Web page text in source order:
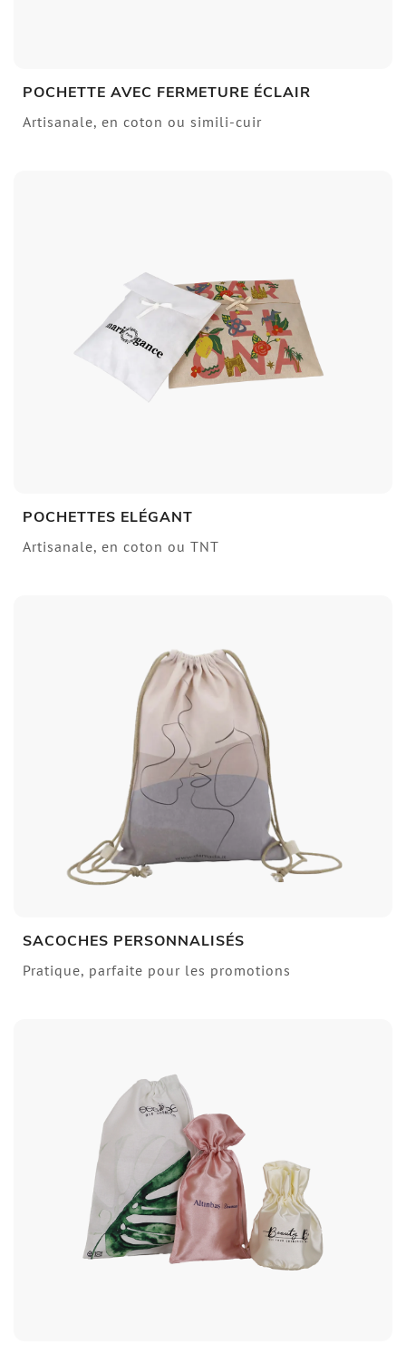
POCHETTE AVEC FERMETURE ÉCLAIR
Artisanale, en coton ou simili-cuir
POCHETTES ELÉGANT
Artisanale, en coton ou TNT
SACOCHES PERSONNALISÉS
Pratique, parfaite pour les promotions